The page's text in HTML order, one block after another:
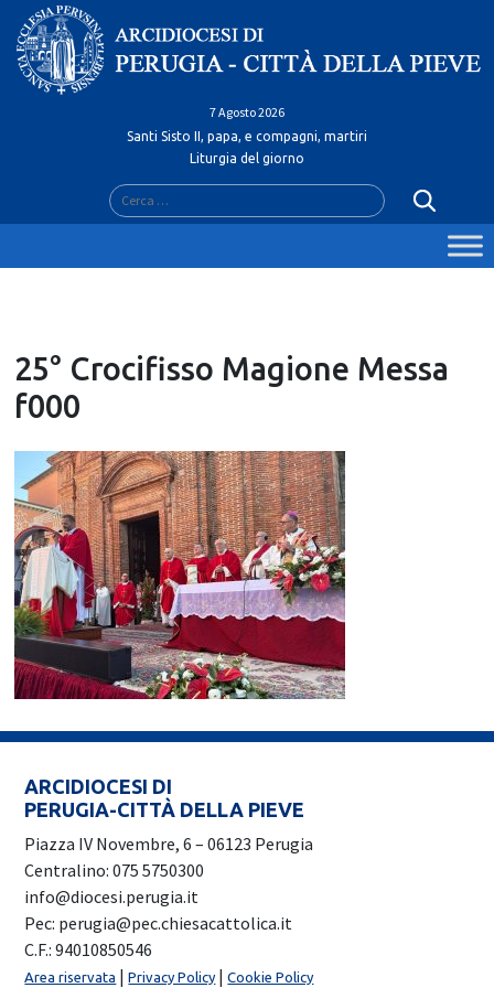
Skip
content
7 Agosto 2026
Santi Sisto II, papa, e compagni, martiri
Liturgia del giorno
Ricerca
per:
25° Crocifisso Magione Messa
f000
ARCIDIOCESI DI
PERUGIA-CITTÀ DELLA PIEVE
Piazza IV Novembre, 6 – 06123 Perugia
Centralino: 075 5750300
info@diocesi.perugia.it
Pec: perugia@pec.chiesacattolica.it
C.F.: 94010850546
Area riservata |Privacy Policy |Cookie Policy